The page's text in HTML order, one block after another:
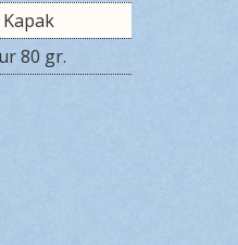
80 gr.